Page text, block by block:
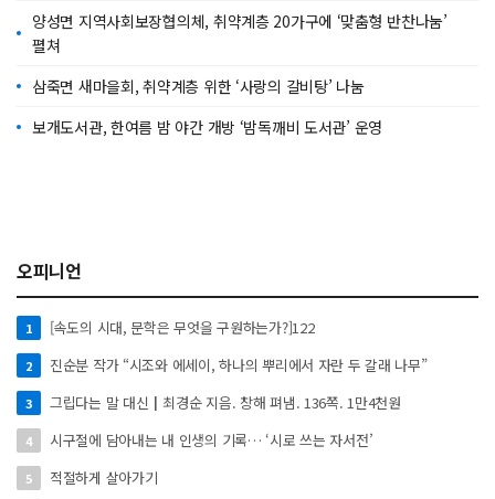
양성면 지역사회보장협의체, 취약계층 20가구에 ‘맞춤형 반찬나눔’
펼쳐
삼죽면 새마을회, 취약계층 위한 ‘사랑의 갈비탕’ 나눔
보개도서관, 한여름 밤 야간 개방 ‘밤독깨비 도서관’ 운영
오피니언
1 [속도의 시대, 문학은 무엇을 구원하는가?]122
2 진순분 작가 “시조와 에세이, 하나의 뿌리에서 자란 두 갈래 나무”
3 그립다는 말 대신┃최경순 지음. 창해 펴냄. 136쪽. 1만4천원
4 시구절에 담아내는 내 인생의 기록… ‘시로 쓰는 자서전’
5 적절하게 살아가기